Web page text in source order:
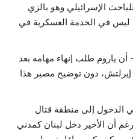
الإسرائيلي وهو بالزي
ليس في الخدمة العسكرية في
أن ياروم طلب إنهاء مهامه بعد
إيرلتش، دون توضيح مصير هذا
الدخول إلى منطقة قتال
أن الأخير دخل لبنان كمدني